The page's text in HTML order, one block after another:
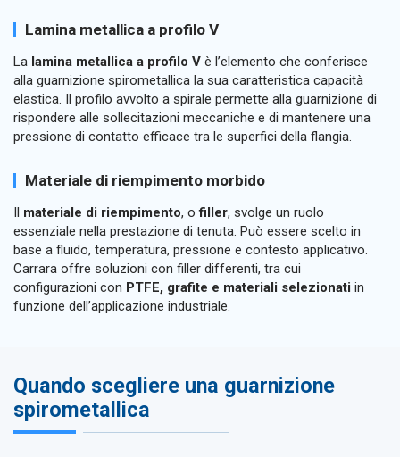
Lamina metallica a profilo V
La lamina metallica a profilo V è l’elemento che conferisce
alla guarnizione spirometallica la sua caratteristica capacità
elastica. Il profilo avvolto a spirale permette alla guarnizione di
rispondere alle sollecitazioni meccaniche e di mantenere una
pressione di contatto efficace tra le superfici della flangia.
Materiale di riempimento morbido
materiale di riempimento, ofiller, svolge un ruolo
essenziale nella prestazione di tenuta. Può essere scelto in
base a fluido, temperatura, pressione e contesto applicativo.
Carrara offre soluzioni con filler differenti, tra cui
configurazioni con PTFE, grafite e materiali selezionati in
funzione dell’applicazione industriale.
Quando scegliere una guarnizione
spirometallica